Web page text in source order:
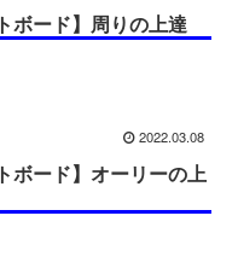
ボード】周りの上達
2022.03.08
ボード】オーリーの上